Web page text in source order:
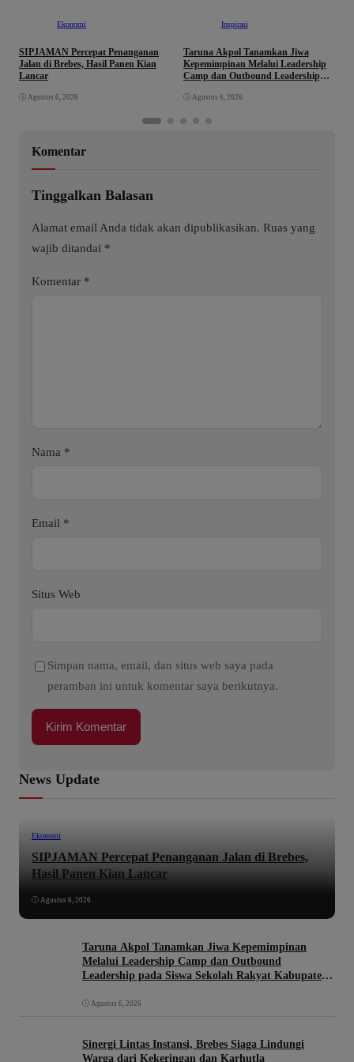
Ekonomi
SIPJAMAN Percepat Penanganan
Jalan di Brebes, Hasil Panen Kian
Lancar
Agustus 6, 2026
Inspirasi
Taruna Akpol Tanamkan Jiwa
Kepemimpinan Melalui Leadership
Camp dan Outbound Leadership
Kabupaten Brebes
Agustus 6, 2026
Komentar
Tinggalkan Balasan
Alamat email Anda tidak akan dipublikasikan. Ruas yang
wajib ditandai *
Komentar *
Nama *
Email *
Situs Web
Simpan nama, email, dan situs web saya pada
peramban ini untuk komentar saya berikutnya.
News Update
Ekonomi
SIPJAMAN Percepat Penanganan Jalan di Brebes,
Hasil Panen Kian Lancar
Agustus 6, 2026
Taruna Akpol Tanamkan Jiwa Kepemimpinan
Melalui Leadership Camp dan Outbound
Leadership pada Siswa Sekolah Rakyat Kabupaten
Agustus 6, 2026
Sinergi Lintas Instansi, Brebes Siaga Lindungi
Warga dari Kekeringan dan Karhutla